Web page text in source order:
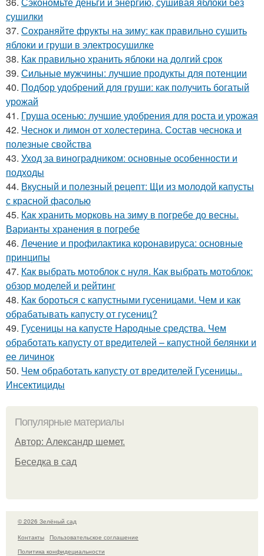
сушилки
37. Сохраняйте фрукты на зиму: как правильно сушить
яблоки и груши в электросушилке
38. Как правильно хранить яблоки на долгий срок
39. Сильные мужчины: лучшие продукты для потенции
40. Подбор удобрений для груши: как получить богатый
урожай
41. Груша осенью: лучшие удобрения для роста и урожая
42. Чеснок и лимон от холестерина. Состав чеснока и
полезные свойства
43. Уход за виноградником: основные особенности и
подходы
44. Вкусный и полезный рецепт: Щи из молодой капусты
с красной фасолью
45. Как хранить морковь на зиму в погребе до весны.
Варианты хранения в погребе
46. Лечение и профилактика коронавируса: основные
принципы
47. Как выбрать мотоблок с нуля. Как выбрать мотоблок:
обзор моделей и рейтинг
48. Как бороться с капустными гусеницами. Чем и как
обрабатывать капусту от гусениц?
49. Гусеницы на капусте Народные средства. Чем
обработать капусту от вредителей – капустной белянки и
ее личинок
50. Чем обработать капусту от вредителей Гусеницы..
Инсектициды
Популярные материалы
Автор: Александр шемет.
Беседка в сад
© 2026 Зелёный сад
Контакты
Пользовательское соглашение
Политика конфидециальности